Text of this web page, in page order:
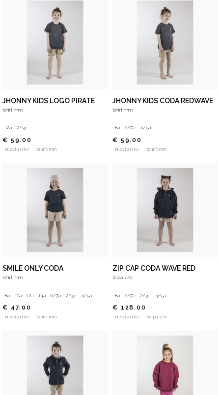
JHONNY KIDS LOGO PIRATE
tshirt mm
12a 2/3a
€ 59.00
nuovi arrivi tshirt mm
JHONNY KIDS CODA REDWAVE
tshirt mm
8a 6/7a 4/5a
€ 59.00
nuovi arrivi tshirt mm
SMILE ONLY CODA
tshirt mm
8a 10a 12a 14a 6/7a 2/3a 4/5a
€ 47.00
nuovi arrivi tshirt mm
ZIP CAP CODA WAVE RED
felpa z/c
8a 6/7a 2/3a 4/5a
€ 128.00
nuovi arrivi felpa z/c